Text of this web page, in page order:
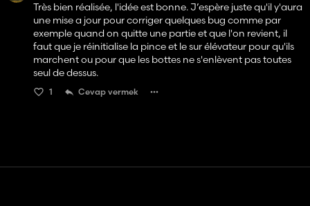
Très bien réalisée, l'idée est bonne. J’espère juste qu'il y'aura
une mise a jour pour corriger quelques bug comme par
exemple quand on quitte une partie et que l'on revient, il
faut que je réinitialise la pince et le sur élévateur pour qu'ils
marchent ou pour que les bottes ne s'enlèvent pas toutes
seul de dessus.
1 Cevap vermek